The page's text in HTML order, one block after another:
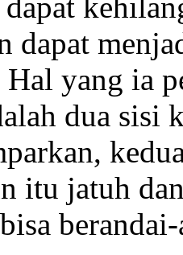
dapat
yang ia
dua sisi
itu jatuh